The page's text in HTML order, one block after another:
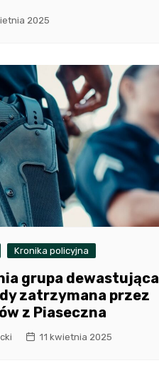
2025
Kronika policyjna
grupa dewastująca
zatrzymana przez
z Piaseczna
11 kwietnia 2025